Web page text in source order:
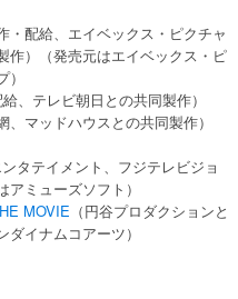
・配給、エイベックス・ピクチャ
作）（発売元はエイベックス・ピ
、テレビ朝日との共同製作）
、マッドハウスとの共同製作）
タテイメント、フジテレビジョ
ミューズソフト）
MOVIE （円谷プロダクションと
イナムコアーツ）